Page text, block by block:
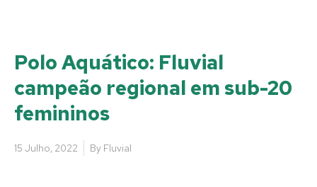
Polo Aquático: Fluvial
campeão regional em sub-20
femininos
15 Julho, 2022 By Fluvial